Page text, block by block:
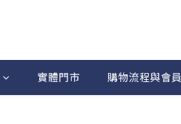
實體門市 購物流程與會員